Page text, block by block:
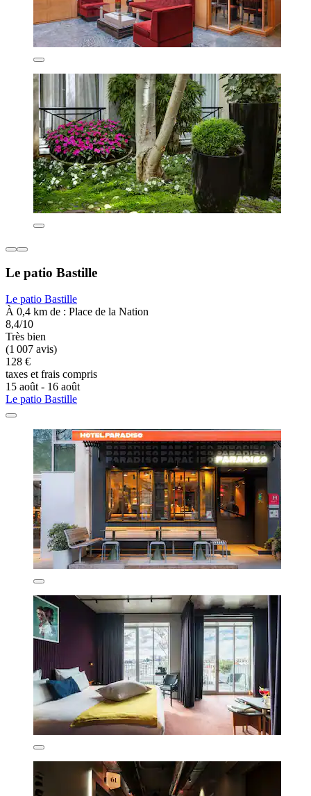
Le patio Bastille
Le patio Bastille
À 0,4 km de : Place de la Nation
8,4/10
Très bien
(1 007 avis)
128 €
taxes et frais compris
15 août - 16 août
Le patio Bastille